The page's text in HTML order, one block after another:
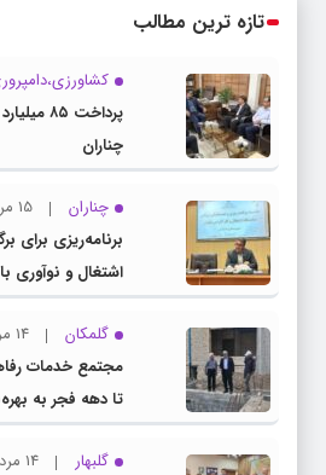
تازه ترین مطالب
پرداخت
چناران
چناران
15 مرداد 1405
برنامه‌ریزی برای
اشتغال و نوآوری
گلمکان
14 مرداد 1405
مجتمع خدمات
تا دهه فجر به
گلبهار
14 مرداد 1405